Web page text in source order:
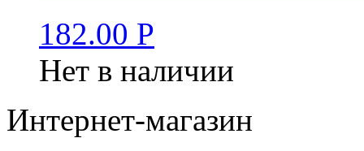
182.00 Р
Нет в наличии
Интернет-магазин